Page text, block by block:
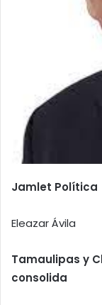
Jamlet Política
Eleazar Ávila
Tamaulipas y
consolida